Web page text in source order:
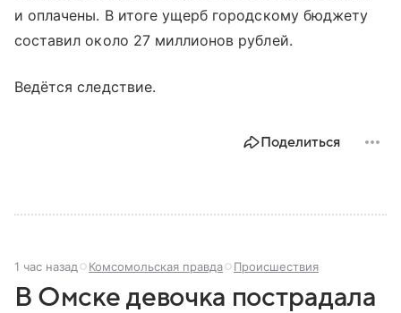
и оплачены. В итоге ущерб городскому бюджету
составил около 27 миллионов рублей.
Ведётся следствие.
Поделиться
1 час назад Комсомольская правда Происшествия
В Омске девочка пострадала